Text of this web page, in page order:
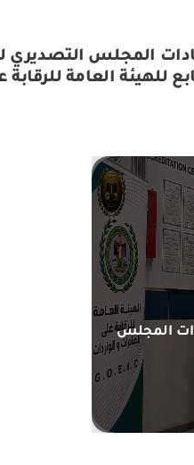
المجلس التصديري
للهيئة العامة
المجلس